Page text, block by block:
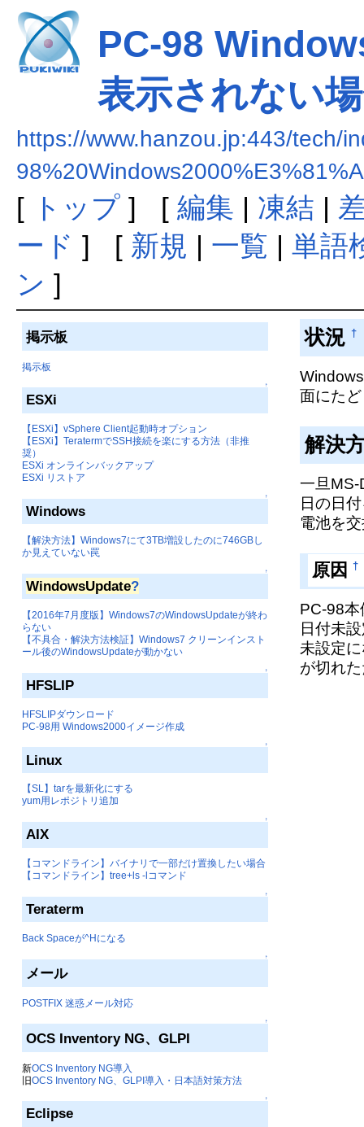
PC-98
表示されない
https://www.hanzou.jp:443/tech/
[ トップ] [ 編集 | 凍結 |
ード ] [ 新規 | 一覧 | 単語
ン ]
掲示板
掲示板
↑
ESXi
【ESXi】vSphere Client起動時オプション
【ESXi】TeratermでSSH接続を楽にする方法（非推
奨）
ESXi オンラインバックアップ
ESXi リストア
↑
Windows
【解決方法】Windows7にて3TB増設したのに746GBし
か見えていない罠
↑
WindowsUpdate?
【2016年7月度版】Windows7のWindowsUpdateが終わ
らない
【不具合・解決方法検証】Windows7 クリーンインスト
ール後のWindowsUpdateが動かない
↑
HFSLIP
HFSLIPダウンロード
PC-98用 Windows2000イメージ作成
↑
Linux
【SL】tarを最新化にする
yum用レポジトリ追加
↑
AIX
【コマンドライン】バイナリで一部だけ置換したい場合
【コマンドライン】tree+ls -lコマンド
↑
Teraterm
Back Spaceが^Hになる
↑
メール
POSTFIX 迷惑メール対応
↑
OCS Inventory NG、GLPI
新OCS Inventory NG導入
旧OCS Inventory NG、GLPI導入・日本語対策方法
↑
Eclipse
状況 †
面にた
解決
一旦MS-
日の日
電池を
原因 †
PC-98本
日付未
未設定
が切れ